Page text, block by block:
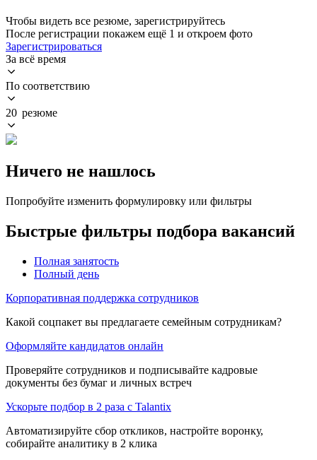
Чтобы видеть все резюме, зарегистрируйтесь
После регистрации покажем ещё 1 и откроем фото
Зарегистрироваться
За всё время
По соответствию
20 резюме
Ничего не нашлось
Попробуйте изменить формулировку или фильтры
Быстрые фильтры подбора вакансий
Полная занятость
Полный день
Корпоративная поддержка сотрудников
Какой соцпакет вы предлагаете семейным сотрудникам?
Оформляйте кандидатов онлайн
Проверяйте сотрудников и подписывайте кадровые
документы без бумаг и личных встреч
Ускорьте подбор в 2 раза с Talantix
Автоматизируйте сбор откликов, настройте воронку,
собирайте аналитику в 2 клика